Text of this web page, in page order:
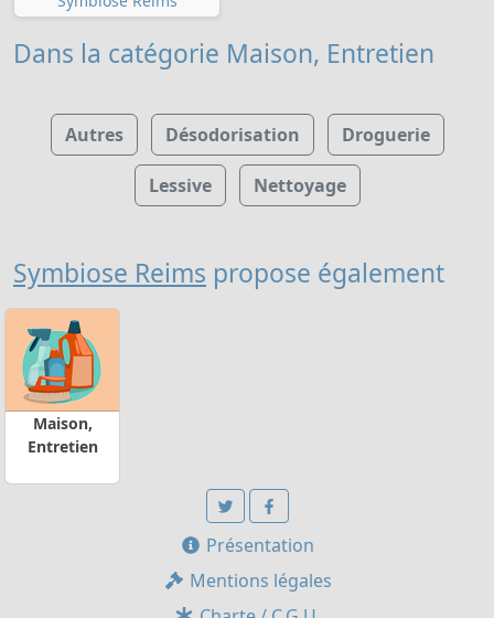
Dans la catégorie Maison, Entretien
Autres Désodorisation Droguerie
Lessive Nettoyage
Symbiose Reims propose également
Maison,
Entretien
Présentation
Mentions légales